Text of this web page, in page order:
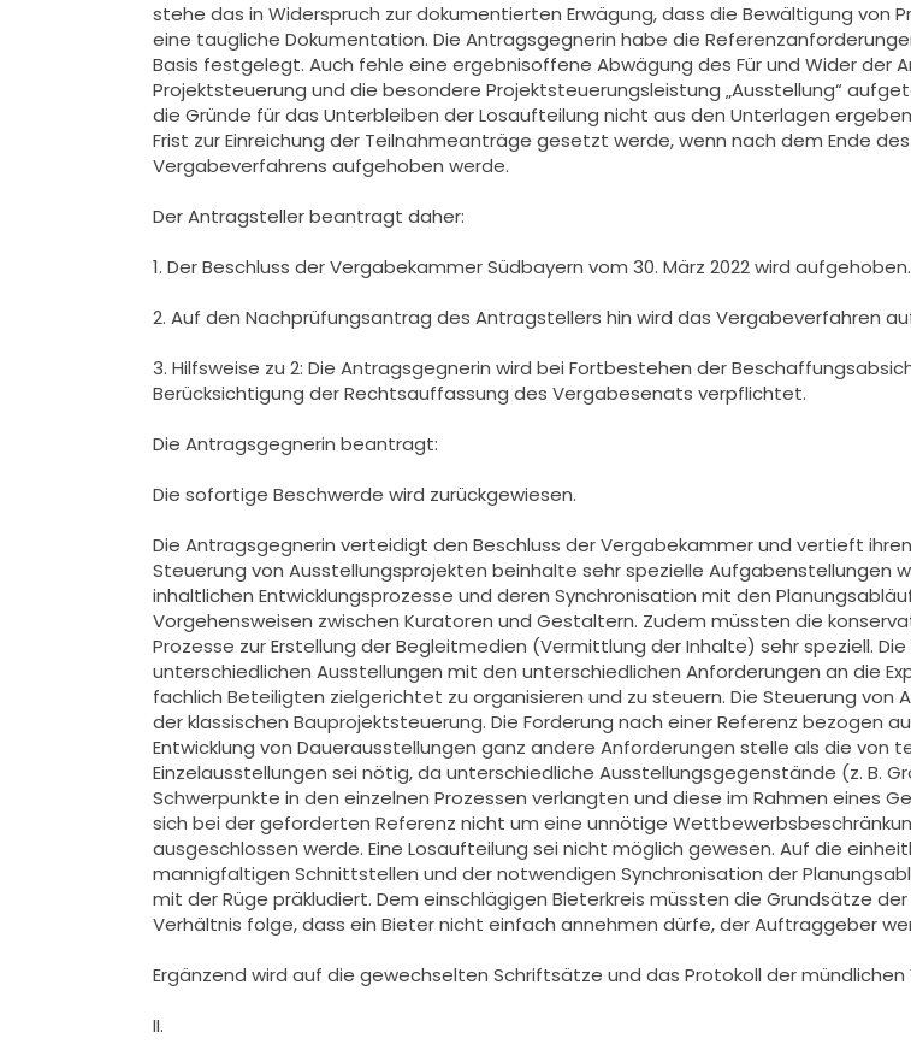
stehe das in Widerspruch zur dokumentierten Erwägung, dass die Bewältigung von
eine taugliche Dokumentation. Die Antragsgegnerin habe die
Basis festgelegt. Auch fehle eine ergebnisoffene Abwägung des Für und Wider der
Projektsteuerung und die besondere Projektsteuerungsleistung „Ausstellung“
die Gründe für das Unterbleiben der Losaufteilung nicht aus den Unterlagen
Frist zur Einreichung der Teilnahmeanträge gesetzt werde, wenn nach dem Ende
Vergabeverfahrens aufgehoben werde.
Der Antragsteller beantragt daher:
1. Der Beschluss der Vergabekammer Südbayern vom 30. März 2022 wird aufgehoben.
2. Auf den Nachprüfungsantrag des Antragstellers hin wird das Vergabeverfahren
3. Hilfsweise zu 2: Die Antragsgegnerin wird bei Fortbestehen der
Berücksichtigung der Rechtsauffassung des Vergabesenats verpflichtet.
Die Antragsgegnerin beantragt:
Die sofortige Beschwerde wird zurückgewiesen.
Die Antragsgegnerin verteidigt den Beschluss der Vergabekammer und vertieft
Steuerung von Ausstellungsprojekten beinhalte sehr spezielle Aufgabenstellungen
inhaltlichen Entwicklungsprozesse und deren Synchronisation mit den
Vorgehensweisen zwischen Kuratoren und Gestaltern. Zudem müssten die
Prozesse zur Erstellung der Begleitmedien (Vermittlung der Inhalte) sehr speziell.
unterschiedlichen Ausstellungen mit den unterschiedlichen Anforderungen an die
fachlich Beteiligten zielgerichtet zu organisieren und zu steuern. Die Steuerung
der klassischen Bauprojektsteuerung. Die Forderung nach einer Referenz bezogen
Entwicklung von Dauerausstellungen ganz andere Anforderungen stelle als die von
Einzelausstellungen sei nötig, da unterschiedliche Ausstellungsgegenstände (z. B.
Schwerpunkte in den einzelnen Prozessen verlangten und diese im Rahmen eines
sich bei der geforderten Referenz nicht um eine unnötige
ausgeschlossen werde. Eine Losaufteilung sei nicht möglich gewesen. Auf die
mannigfaltigen Schnittstellen und der notwendigen Synchronisation der
mit der Rüge präkludiert. Dem einschlägigen Bieterkreis müssten die Grundsätze
Verhältnis folge, dass ein Bieter nicht einfach annehmen dürfe, der Auftraggeber
Ergänzend wird auf die gewechselten Schriftsätze und das Protokoll der mündlichen
II.